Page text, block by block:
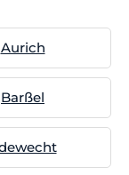
Aurich
Barßel